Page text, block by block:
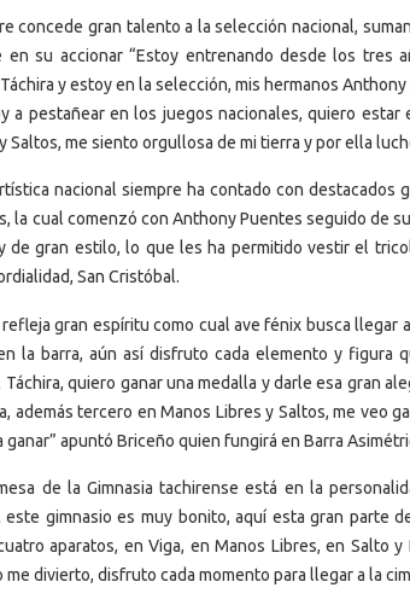
concede gran talento a la selección nacional,
en su accionar “Estoy entrenando desde los
y estoy en la selección, mis hermanos
a pestañear en los juegos nacionales, quiero
Saltos, me siento orgullosa de mi tierra y por ella
nacional siempre ha contado con
la cual comenzó con Anthony Puentes seguido de
de gran estilo, lo que les ha permitido vestir el
San Cristóbal.
gran espíritu como cual ave fénix busca
la barra, aún así disfruto cada elemento y
quiero ganar una medalla y darle esa gran
además tercero en Manos Libres y Saltos, me veo
apuntó Briceño quien fungirá en Barra
de la Gimnasia tachirense está en la
este gimnasio es muy bonito, aquí esta gran parte
aparatos, en Viga, en Manos Libres, en Salto
divierto, disfruto cada momento para llegar a la